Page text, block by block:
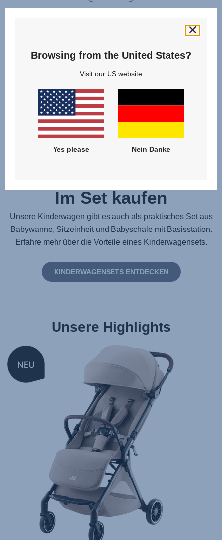
Im Set kaufen
Unsere Kinderwagen gibt es auch als praktisches Set aus
Babywanne, Sitzeinheit und Babyschale mit Basisstation.
Erfahre mehr über die Vorteile eines Kinderwagensets.
KINDERWAGENSETS ENTDECKEN
Unsere Highlights
NEW
Browsing from the United States?
Visit our US website
Yes please Nein Danke